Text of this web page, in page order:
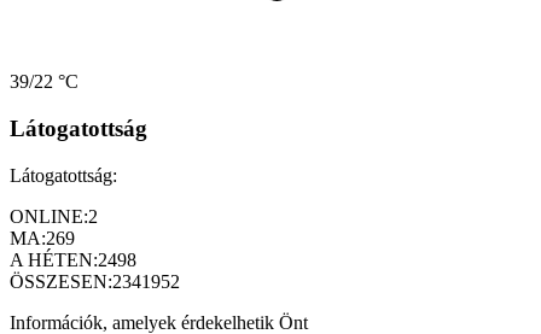
39/22 °C
Látogatottság
Látogatottság:
ONLINE:2
MA:269
A HÉTEN:2498
ÖSSZESEN:2341952
Információk, amelyek érdekelhetik Önt